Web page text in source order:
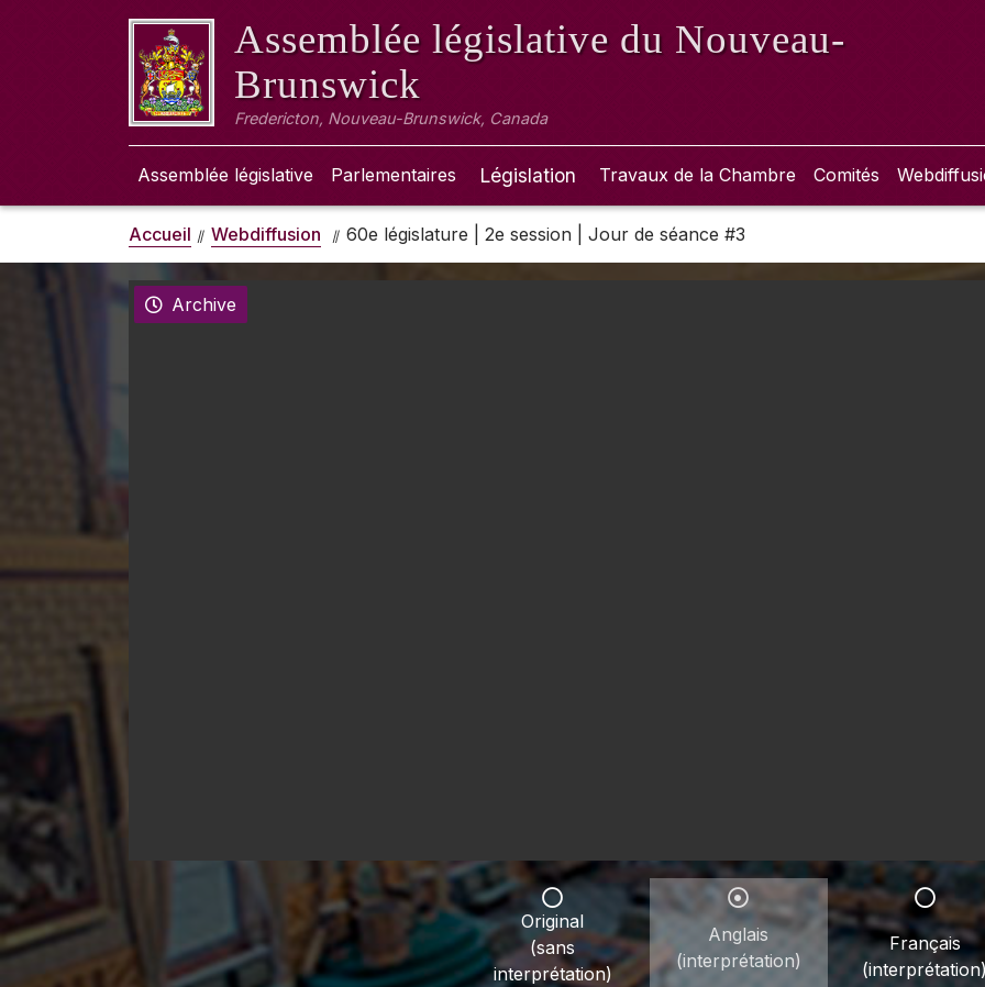
Assemblée législative du Nouveau-
Brunswick
Fredericton, Nouveau-Brunswick, Canada
Assemblée législative Parlementaires Législation Travaux de la Chambre Comités
Accueil Webdiffusion 60e législature | 2e session | Jour de séance #3
Archive
Original
(sans
interprétation)
Anglais
(interprétation)
Français